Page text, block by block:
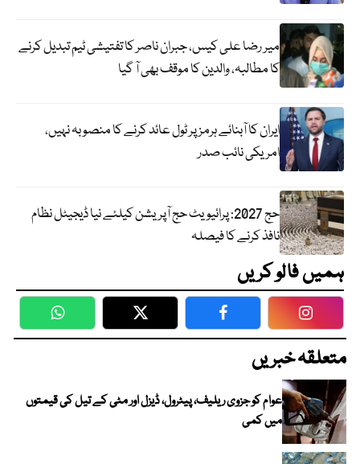
میر رضا علی کیس، جبران ناصر کا تفتیشی ٹیم تبدیل کرنے
کا مطالبہ، والدین کا موقف بھی آ گیا
ایران کا آبنائے ہرمز پر ٹول عائد کرنے کا منصوبہ نہیں،
امریکی نائب صدر
حج 2027: پرائیویٹ حج آپریشن کیلئے نیا ڈیجیٹل نظام
نافذ کرنے کا فیصلہ
ہمیں فالو کریں
WhatsApp Twitter Facebook
متعلقہ خبریں
عوام کو جزوی ریلیف، پیٹرول، ڈیزل اور مٹی کے تیل کی قیمتوں
میں کمی